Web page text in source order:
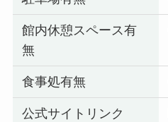
館内休憩スペース有
無
食事処有無
公式サイトリンク